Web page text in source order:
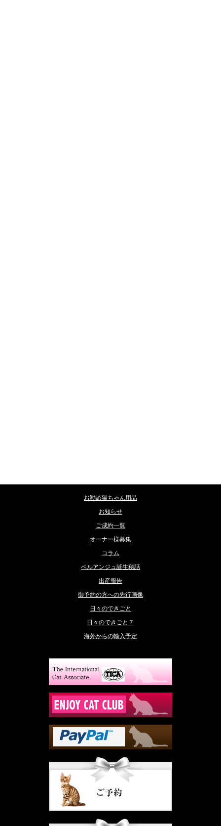
お勧め猫ちゃん用品
お知らせ
ご成約一覧
オーナー様募集
コラム
ベルアンジュ誕生秘話
出産報告
御予約の方への先行画像
日々のできごと
日々のできごと７
海外からの輸入予定